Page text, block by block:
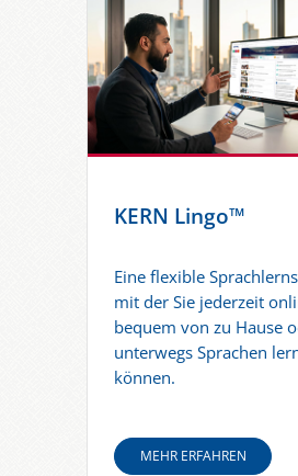
KERN Lingo™
Eine flexible
mit der Sie jederzeit
bequem von zu Hause
unterwegs Sprachen
können.
MEHR ERFAHREN